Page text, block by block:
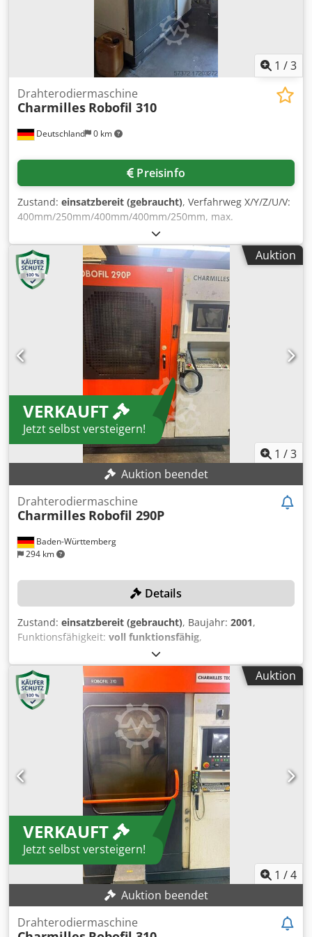
1 /3
Deutschland 0 km
Drahterodiermaschine
Charmilles Robofil 310
Preisinfo
Zustand: einsatzbereit (gebraucht), Verfahrweg X/Y/Z/U/V:
400mm/250mm/400mm/400mm/250mm, max.
Werkstückdimensionen X/Y/Z: 850mm/500mm/400mm,
Drahtdurchmesser: 0,1mm-0,3mm, max. Tischbelastung:
1000kg, Leistungsbedarf: 10kVA. Maschinendimensionen
X/Y/Z: ca. 1800mm/1600mm/2230mm, Gewicht: ca. 2800kg.
Eine Besichtigung vor Ort ist möglich. Dwodpjuqackefx Ag
Auktion
VERKAUFT
Jetzt selbst versteigern!
1 /3
Auktion beendet
Baden-Württemberg
294 km
Drahterodiermaschine
Charmilles Robofil 290P
Details
Zustand: einsatzbereit (gebraucht), Baujahr: 2001,
Funktionsfähigkeit: voll funktionsfähig,
Maschinen-/Fahrzeugnummer:
(max.):500 kg, Verfahrweg X-Achse:400 mm, Verfahrweg
Y-Achse:
250 mm, Verfahrweg Z-Achse:200 mm
,
Drahtdurchmesser (max.):0,25 mm, Kein Mindestpreis -
garantierter Verkauf zum höchsten Gebot! TECHNISCHE
DETAILS Verfahrweg X-Achse: 400 mm Verfahrweg Y-Achse:
250 mm Verfahrweg Z-Achse: 200 mm Verfahrwege (U/V):
400 x 250 mm Konikwinkel: +/- 30° bei 200 mm Höhe
Werkstückgewicht: 500 kg Werkstückhöhe (max.): 200 mm
Werkstückbreite (max.): 500 mm Werkstücklänge (max.):
850 mm MASCHINEN-DETAILS Standarddrahtführungen:
0,25 mm Dsdpeyz Rxaefx Ag Djwa Abmessungen & Gewicht
Abmessungen (L x B x H): 1.800 x 1.600 x 2.180 mm
Maschinengewicht: 2.190 kg Einspritzdruck obere Düse: 0 -
11,5 bar Einspritzdruck untere Düse: 0 - 11,5 bar
Auktion
VERKAUFT
Jetzt selbst versteigern!
1 /4
Auktion beendet
Drahterodiermaschine